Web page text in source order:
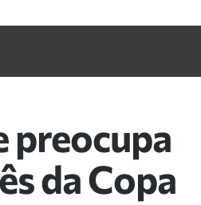
preocupa
da Copa